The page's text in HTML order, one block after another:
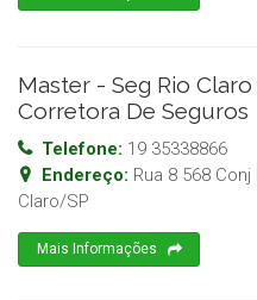
Master - Seg Rio
Corretora De Seguros
Telefone: 19 35338866
Endereço: Rua 8 568 Conj
Claro/SP
Mais Informações